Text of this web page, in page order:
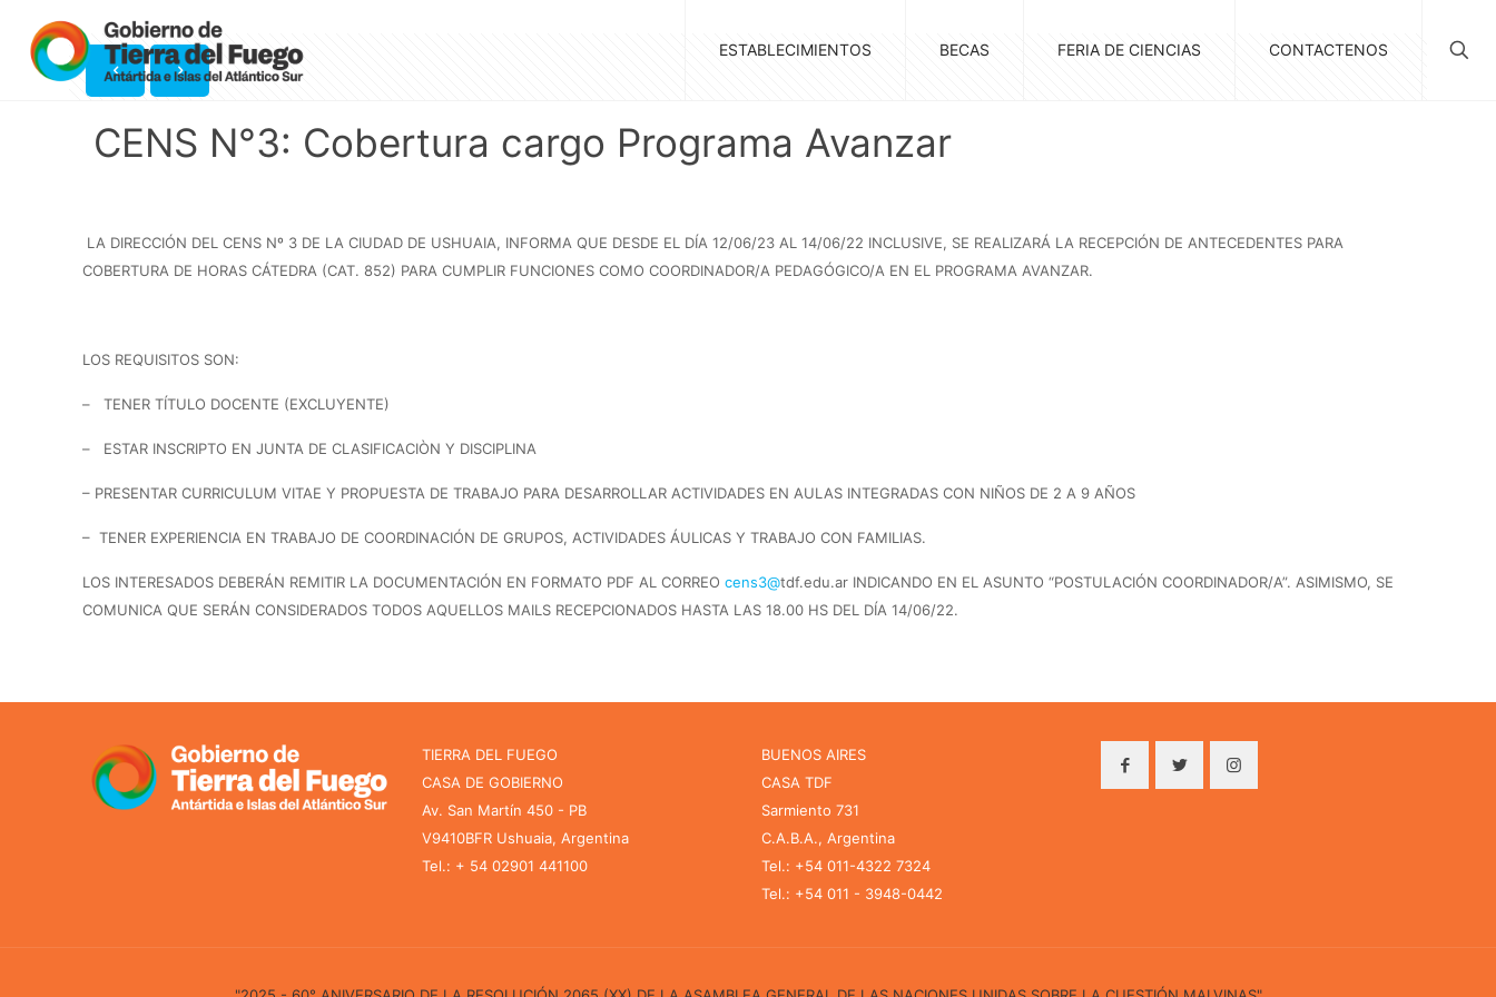
ESTABLECIMIENTOS BECAS FERIA DE CIENCIAS CONTACTENOS
CENS N°3: Cobertura cargo Programa Avanzar
LA DIRECCIÓN DEL CENS Nº 3 DE LA CIUDAD DE USHUAIA, INFORMA QUE DESDE EL DÍA 12/06/23 AL 14/06/22 INCLUSIVE, SE REALIZARÁ LA RECEPCIÓN DE ANTECEDENTES PARA
COBERTURA DE HORAS CÁTEDRA (CAT. 852) PARA CUMPLIR FUNCIONES COMO COORDINADOR/A PEDAGÓGICO/A EN EL PROGRAMA AVANZAR.
LOS REQUISITOS SON:
– TENER TÍTULO DOCENTE (EXCLUYENTE)
– ESTAR INSCRIPTO EN JUNTA DE CLASIFICACIÒN Y DISCIPLINA
– PRESENTAR CURRICULUM VITAE Y PROPUESTA DE TRABAJO PARA DESARROLLAR ACTIVIDADES EN AULAS INTEGRADAS CON NIÑOS DE 2 A 9 AÑOS
– TENER EXPERIENCIA EN TRABAJO DE COORDINACIÓN DE GRUPOS, ACTIVIDADES ÁULICAS Y TRABAJO CON FAMILIAS.
LOS INTERESADOS DEBERÁN REMITIR LA DOCUMENTACIÓN EN FORMATO PDF AL CORREOcens3@tdf.edu.ar INDICANDO EN EL ASUNTO “POSTULACIÓN COORDINADOR/A”. ASIMISMO, SE
COMUNICA QUE SERÁN CONSIDERADOS TODOS AQUELLOS MAILS RECEPCIONADOS HASTA LAS 18.00 HS DEL DÍA 14/06/22.
TIERRA DEL FUEGO
CASA DE GOBIERNO
Av. San Martín 450 - PB
V9410BFR Ushuaia, Argentina
Tel.: + 54 02901 441100
BUENOS AIRES
CASA TDF
Sarmiento 731
C.A.B.A., Argentina
Tel.: +54 011-4322 7324
Tel.: +54 011 - 3948-0442